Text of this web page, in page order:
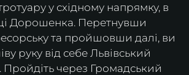
у східному напрямку, в
Дорошенка. Перетнувши
та пройшовши далі, ви
руку від себе Львівський
Пройдіть через Громадський